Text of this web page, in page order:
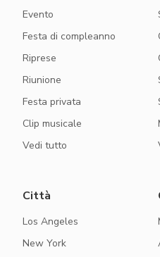
Evento
Festa di compleanno
Riprese
Riunione
Festa privata
Clip musicale
Vedi tutto
Città
Los Angeles
New York